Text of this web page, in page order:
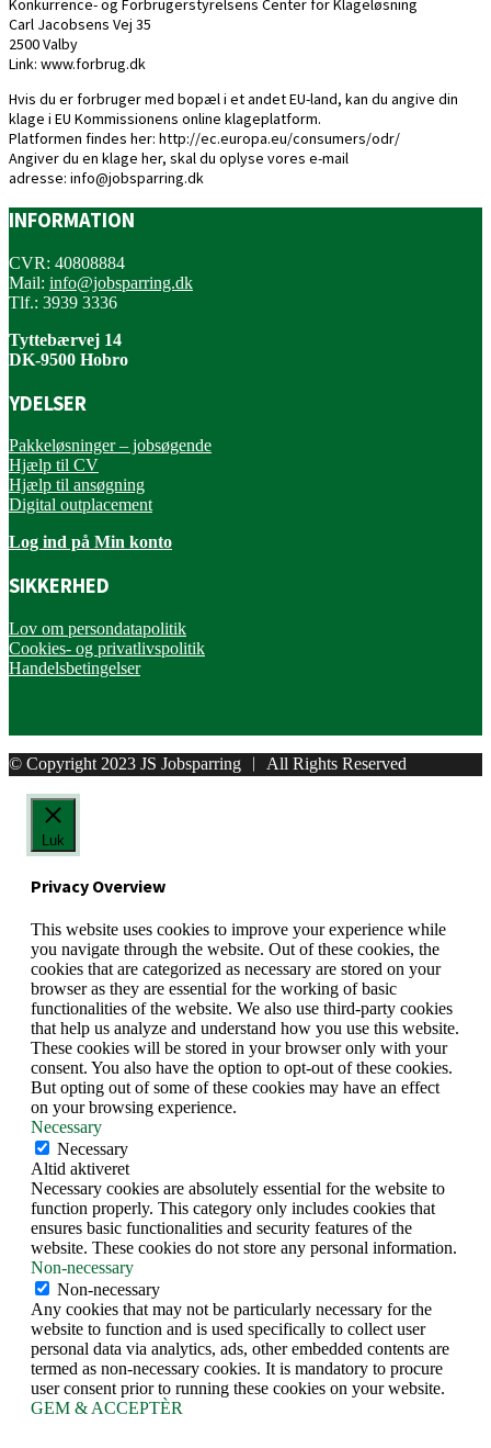
Konkurrence- og Forbrugerstyrelsens Center for Klageløsning
Carl Jacobsens Vej 35
2500 Valby
Link: www.forbrug.dk
Hvis du er forbruger med bopæl i et andet EU-land, kan du angive din
klage i EU Kommissionens online klageplatform.
Platformen findes her: http://ec.europa.eu/consumers/odr/
Angiver du en klage her, skal du oplyse vores e-mail
adresse: info@jobsparring.dk
INFORMATION
CVR: 40808884
Mail: info@jobsparring.dk
Tlf.: 3939 3336
Tyttebærvej 14
DK-9500 Hobro
YDELSER
Pakkeløsninger – jobsøgende
Hjælp til CV
Hjælp til ansøgning
Digital outplacement
Log ind på Min konto
SIKKERHED
Lov om persondatapolitik
Cookies- og privatlivspolitik
Handelsbetingelser
© Copyright 2023 JS Jobsparring ︱ All Rights Reserved
Luk
Privacy Overview
This website uses cookies to improve your experience while
you navigate through the website. Out of these cookies, the
cookies that are categorized as necessary are stored on your
browser as they are essential for the working of basic
functionalities of the website. We also use third-party cookies
that help us analyze and understand how you use this website.
These cookies will be stored in your browser only with your
consent. You also have the option to opt-out of these cookies.
But opting out of some of these cookies may have an effect
on your browsing experience.
Necessary
Necessary
Altid aktiveret
Necessary cookies are absolutely essential for the website to
function properly. This category only includes cookies that
ensures basic functionalities and security features of the
website. These cookies do not store any personal information.
Non-necessary
Non-necessary
Any cookies that may not be particularly necessary for the
website to function and is used specifically to collect user
personal data via analytics, ads, other embedded contents are
termed as non-necessary cookies. It is mandatory to procure
user consent prior to running these cookies on your website.
GEM & ACCEPTÈR